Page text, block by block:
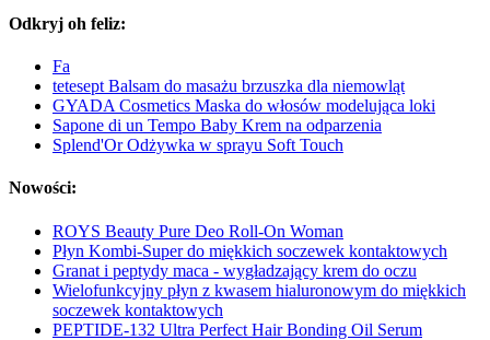
Odkryj oh feliz:
Fa
tetesept Balsam do masażu brzuszka dla niemowląt
GYADA Cosmetics Maska do włosów modelująca loki
Sapone di un Tempo Baby Krem na odparzenia
Splend'Or Odżywka w sprayu Soft Touch
Nowości:
ROYS Beauty Pure Deo Roll-On Woman
Płyn Kombi-Super do miękkich soczewek kontaktowych
Granat i peptydy maca - wygładzający krem do oczu
Wielofunkcyjny płyn z kwasem hialuronowym do miękkich
soczewek kontaktowych
PEPTIDE-132 Ultra Perfect Hair Bonding Oil Serum